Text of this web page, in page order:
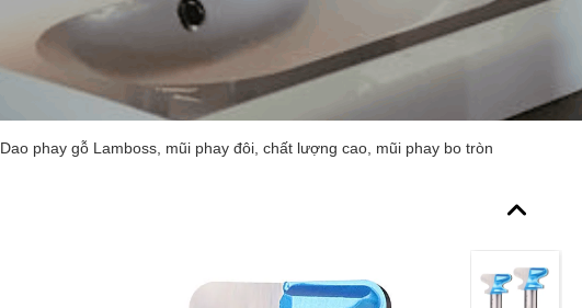
Dao phay gỗ Lamboss, mũi phay đôi, chất lượng cao, mũi phay bo tròn